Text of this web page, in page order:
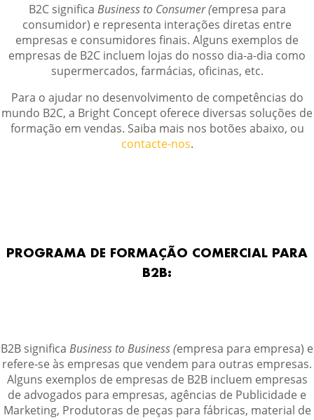
B2C significa Business to Consumer (empresa para
consumidor) e representa interações diretas entre
empresas e consumidores finais. Alguns exemplos de
empresas de B2C incluem lojas do nosso dia-a-dia como
supermercados, farmácias, oficinas, etc.
Para o ajudar no desenvolvimento de competências do
mundo B2C, a Bright Concept oferece diversas soluções de
formação em vendas. Saiba mais nos botões abaixo, ou
contacte-nos.
PROGRAMA DE FORMAÇÃO COMERCIAL PARA
B2B:
B2B significa Business to Business (empresa para empresa) e
refere-se às empresas que vendem para outras empresas.
Alguns exemplos de empresas de B2B incluem empresas
de advogados para empresas, agências de Publicidade e
Marketing, Produtoras de peças para fábricas, material de